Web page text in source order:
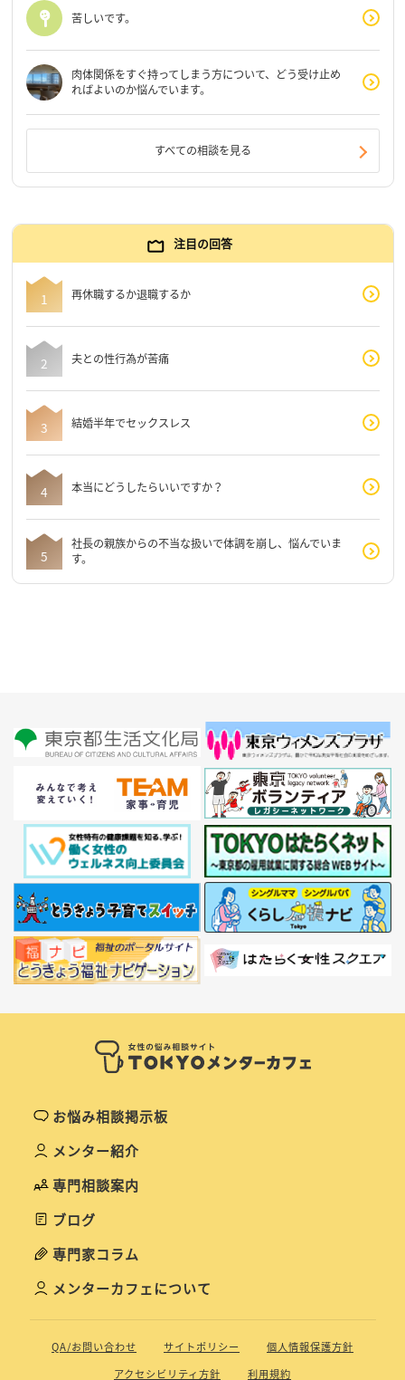
苦しいです。
肉体関係をすぐ持ってしまう方について、どう受け止め
ればよいのか悩んでいます。
すべての相談を見る
注目の回答
再休職するか退職するか
夫との性行為が苦痛
結婚半年でセックスレス
本当にどうしたらいいですか？
社長の親族からの不当な扱いで体調を崩し、悩んでいま
す。
お悩み相談掲示板
メンター紹介
専門相談案内
ブログ
専門家コラム
メンターカフェについて
QA/お問い合わせ サイトポリシー
個人情報保護方針
アクセシビリティ方針
利用規約